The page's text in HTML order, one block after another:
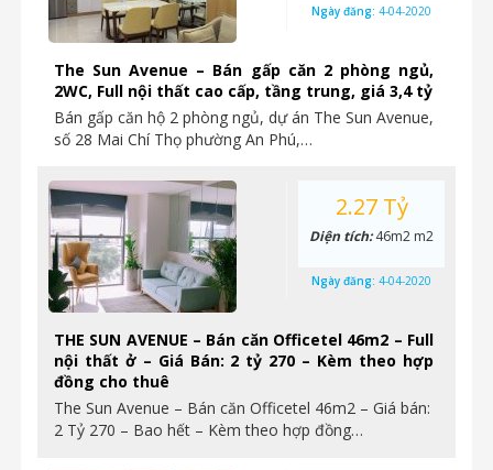
The Sun Avenue – Bán gấp căn 2 phòng ngủ,
2WC, Full nội thất cao cấp, tầng trung, giá 3,4 tỷ
Bán gấp căn hộ 2 phòng ngủ, dự án The Sun Avenue,
số 28 Mai Chí Thọ phường An Phú,…
Ngày đăng: 4-04-2020
THE SUN AVENUE – Bán căn Officetel 46m2 – Full
nội thất ở – Giá Bán: 2 tỷ 270 – Kèm theo hợp
đồng cho thuê
The Sun Avenue – Bán căn Officetel 46m2 – Giá bán:
2 Tỷ 270 – Bao hết – Kèm theo hợp đồng…
2.27 Tỷ
Diện tích:46m2 m2
Ngày đăng: 4-04-2020